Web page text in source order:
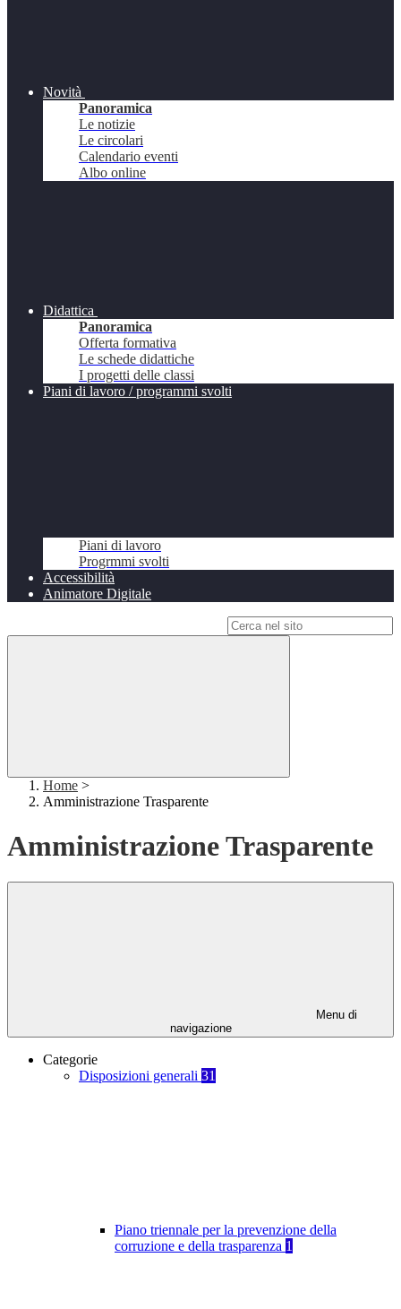
Novità
Panoramica
Le notizie
Le circolari
Calendario eventi
Albo online
Didattica
Panoramica
Offerta formativa
Le schede didattiche
I progetti delle classi
Piani di lavoro / programmi svolti
Piani di lavoro
Progrmmi svolti
Accessibilità
Animatore Digitale
Home >
Amministrazione Trasparente
Amministrazione Trasparente
Menu di
navigazione
Categorie
Disposizioni generali 31
Piano triennale per la prevenzione della
corruzione e della trasparenza 1